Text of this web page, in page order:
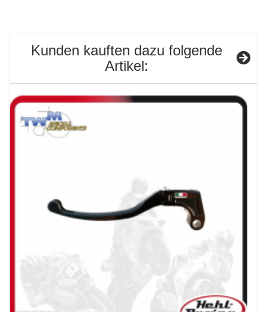
Kunden kauften dazu folgende
Artikel: